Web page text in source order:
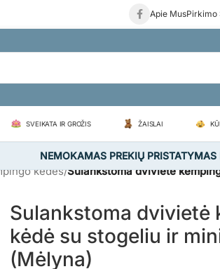
Apie MusPirkimo
SVEIKATA IR GROŽIS ŽAISLAI
NEMOKAMAS PREKIŲ
kėdės/Sulankstoma dvivietė
Sulankstoma dvivietė
kėdė su stogeliu ir
(Mėlyna)